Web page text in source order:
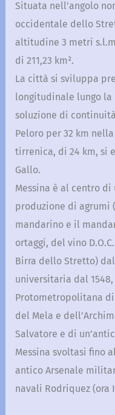
Situata nell’angolo
occidentale dello
altitudine 3 metri
di 211,23 km².
La città si sviluppa
longitudinale lungo la
soluzione di
Peloro per 32 km
tirrenica, di 24 km, si
Gallo.
Messina è al centro di
produzione di agrumi
mandarino e il
ortaggi, del vino
Birra dello Stretto)
universitaria dal
Protometropolitana di
del Mela e
Salvatore e di
Messina svoltasi fino
antico Arsenale
navali Rodriquez (ora